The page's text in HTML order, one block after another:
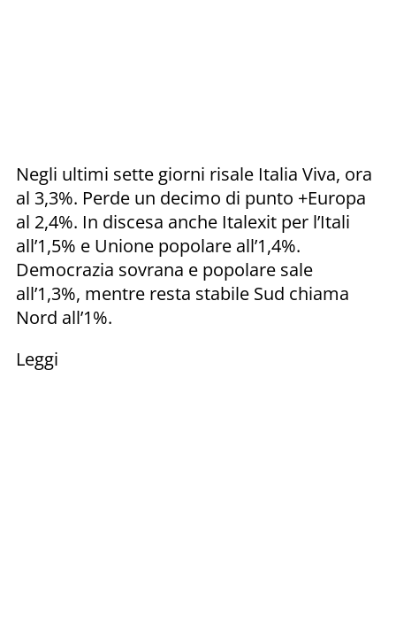
Negli ultimi sette giorni risale Italia Viva, ora
al 3,3%. Perde un decimo di punto +Europa
al 2,4%. In discesa anche Italexit per l’Itali
all’1,5% e Unione popolare all’1,4%.
Democrazia sovrana e popolare sale
all’1,3%, mentre resta stabile Sud chiama
Nord all’1%.
Leggi